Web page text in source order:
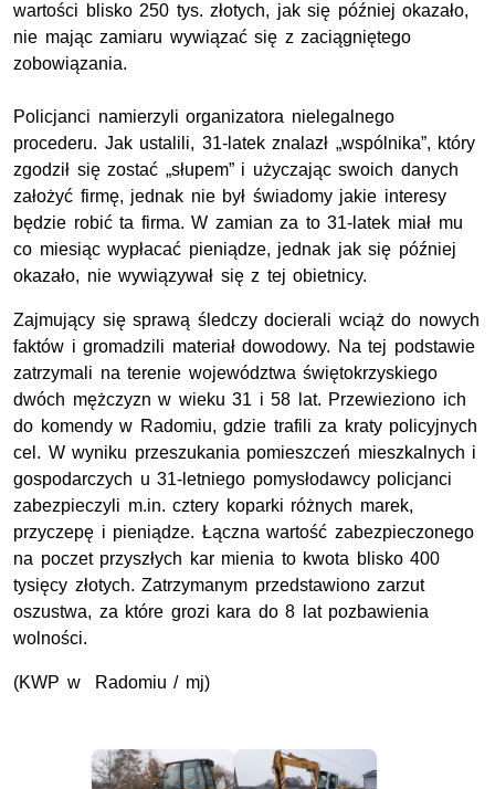
wartości blisko 250 tys. złotych, jak się później okazało,
nie mając zamiaru wywiązać się z zaciągniętego
zobowiązania.
Policjanci namierzyli organizatora nielegalnego
procederu. Jak ustalili, 31-latek znalazł „wspólnika”, który
zgodził się zostać „słupem” i użyczając swoich danych
założyć firmę, jednak nie był świadomy jakie interesy
będzie robić ta firma. W zamian za to 31-latek miał mu
co miesiąc wypłacać pieniądze, jednak jak się później
okazało, nie wywiązywał się z tej obietnicy.
Zajmujący się sprawą śledczy docierali wciąż do nowych
faktów i gromadzili materiał dowodowy. Na tej podstawie
zatrzymali na terenie województwa świętokrzyskiego
dwóch mężczyzn w wieku 31 i 58 lat. Przewieziono ich
do komendy w Radomiu, gdzie trafili za kraty policyjnych
cel. W wyniku przeszukania pomieszczeń mieszkalnych i
gospodarczych u 31-letniego pomysłodawcy policjanci
zabezpieczyli m.in. cztery koparki różnych marek,
przyczepę i pieniądze. Łączna wartość zabezpieczonego
na poczet przyszłych kar mienia to kwota blisko 400
tysięcy złotych. Zatrzymanym przedstawiono zarzut
oszustwa, za które grozi kara do 8 lat pozbawienia
wolności.
(KWP w Radomiu / mj)